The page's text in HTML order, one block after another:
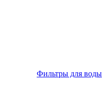
Фильтры для воды